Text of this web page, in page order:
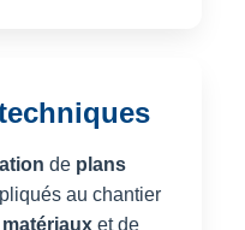
de plans
au chantier
et de